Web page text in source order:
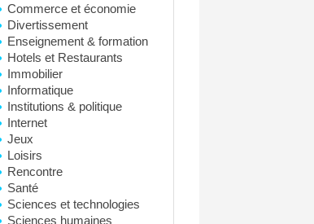
Commerce et économie
Divertissement
Enseignement & formation
Hotels et Restaurants
Immobilier
Informatique
Institutions & politique
Internet
Jeux
Loisirs
Rencontre
Santé
Sciences et technologies
Sciences humaines